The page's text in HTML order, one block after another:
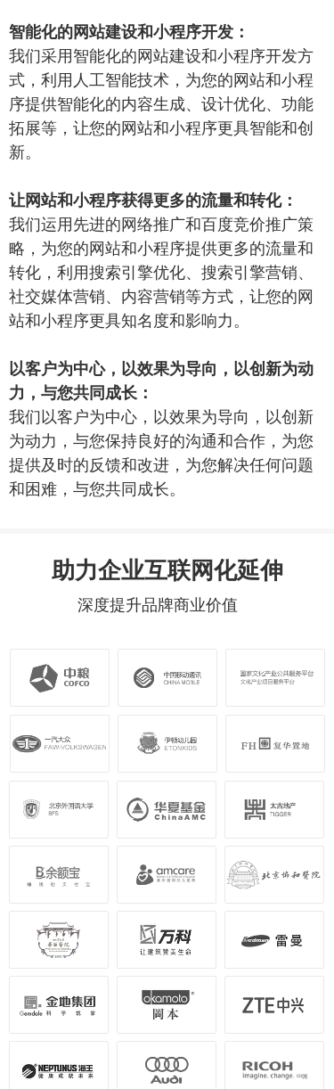
智能化的网站建设和小程序开发：
我们采用智能化的网站建设和小程序开发方
式，利用人工智能技术，为您的网站和小程
序提供智能化的内容生成、设计优化、功能
拓展等，让您的网站和小程序更具智能和创
新。
让网站和小程序获得更多的流量和转化：
我们运用先进的网络推广和百度竞价推广策
略，为您的网站和小程序提供更多的流量和
转化，利用搜索引擎优化、搜索引擎营销、
社交媒体营销、内容营销等方式，让您的网
站和小程序更具知名度和影响力。
以客户为中心，以效果为导向，以创新为动
力，与您共同成长：
我们以客户为中心，以效果为导向，以创新
为动力，与您保持良好的沟通和合作，为您
提供及时的反馈和改进，为您解决任何问题
和困难，与您共同成长。
助力企业互联网化延伸
深度提升品牌商业价值